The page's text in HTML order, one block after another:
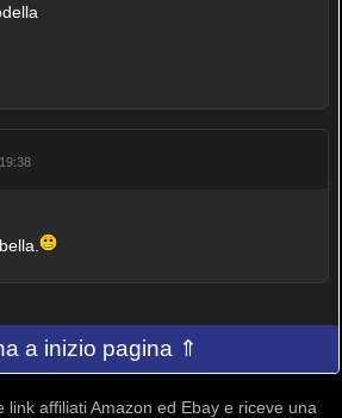
a inizio pagina ⇑
link affiliati Amazon ed Ebay e riceve una